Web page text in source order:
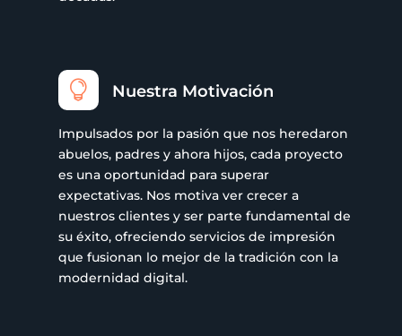
 Nuestra Motivación
Impulsados por la pasión que nos heredaron
abuelos, padres y ahora hijos, cada proyecto
es una oportunidad para superar
expectativas. Nos motiva ver crecer a
nuestros clientes y ser parte fundamental de
su éxito, ofreciendo servicios de impresión
que fusionan lo mejor de la tradición con la
modernidad digital.